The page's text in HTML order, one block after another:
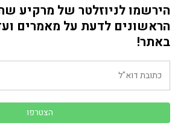
הירשמו לניוזלטר של מרקיע
הראשונים לדעת על מאמרים
באתר!